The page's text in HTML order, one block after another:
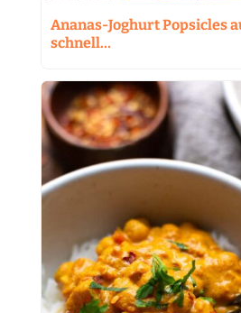
Ananas-Joghurt Popsicles
schnell…